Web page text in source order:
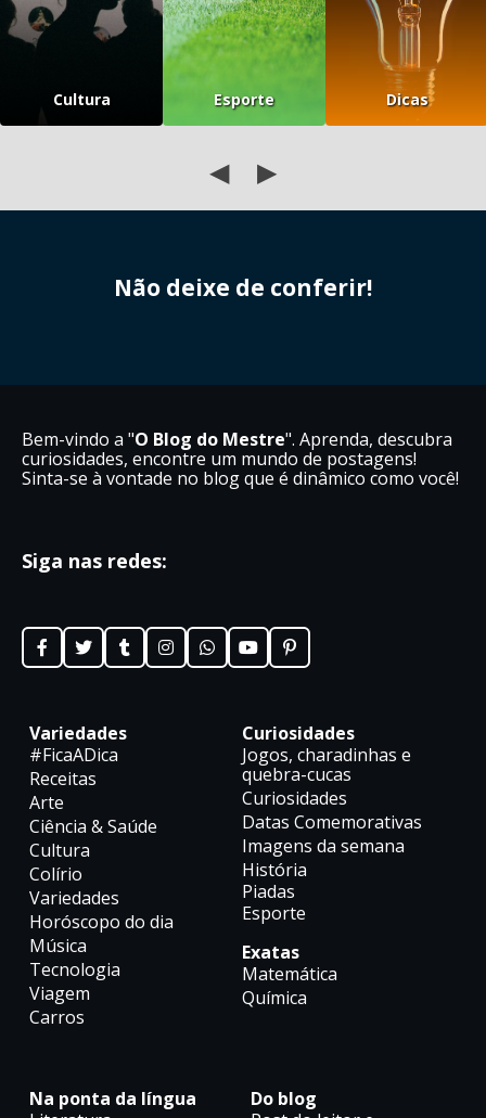
Cultura Esporte Dicas
◀ ▶
Não deixe de conferir!
Bem-vindo a "O Blog do Mestre". Aprenda, descubra
curiosidades, encontre um mundo de postagens!
Sinta-se à vontade no blog que é dinâmico como você!
Siga nas redes:
Variedades
#FicaADica
Receitas
Arte
Ciência & Saúde
Cultura
Colírio
Variedades
Horóscopo do dia
Música
Tecnologia
Viagem
Carros
Curiosidades
Jogos, charadinhas e
quebra-cucas
Curiosidades
Datas Comemorativas
Imagens da semana
História
Piadas
Esporte
Exatas
Matemática
Química
Na ponta da língua
Do blog